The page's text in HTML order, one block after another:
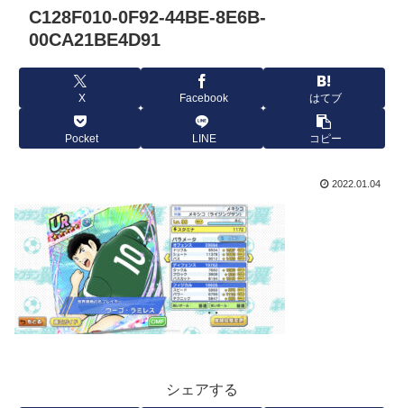
C128F010-0F92-44BE-8E6B-
00CA21BE4D91
X Facebook はてブ
Pocket LINE コピー
2022.01.04
シェアする